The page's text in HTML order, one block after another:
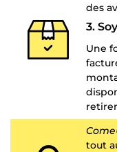
des
3.
Une
tout